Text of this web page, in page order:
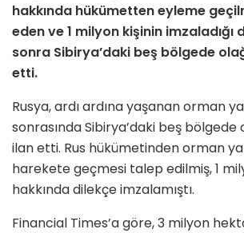
hakkında hükümetten eyleme
eden ve 1 milyon kişinin imzaladığı
sonra Sibirya’daki beş bölgede
etti.
Rusya, ardı ardına yaşanan orman
sonrasında Sibirya’daki beş
ilan etti. Rus hükümetinden orman
harekete geçmesi talep edilmiş, 1
hakkında dilekçe imzalamıştı.
Financial Times’a göre, 3 milyon